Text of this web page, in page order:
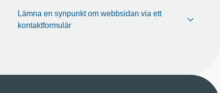
Lämna en synpunkt om webbsidan via ett
kontaktformulär